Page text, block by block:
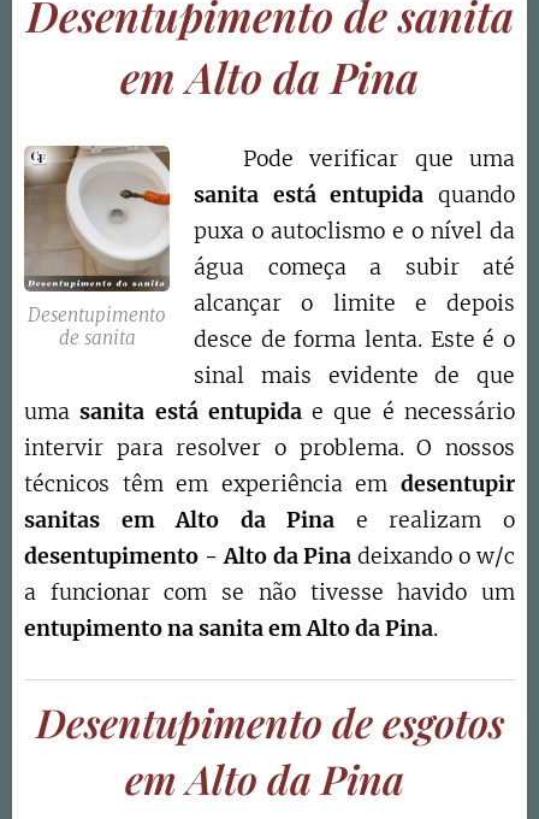
Desentupimento de sanita
em Alto da Pina
Desentupimento
de sanita
Pode verificar que uma
sanita está entupida quando
puxa o autoclismo e o nível da
água começa a subir até
alcançar o limite e depois
desce de forma lenta. Este é o
sinal mais evidente de que
umasanita está entupidae que é necessário
intervir para resolver o problema. O nossos
técnicos têm em experiência em desentupir
sanitas emAlto da Pina e realizam o
desentupimento -Alto da Pina deixando o w/c
a funcionar com se não tivesse havido um
entupimento na sanita emAlto da Pina.
Desentupimento de esgotos
em Alto da Pina